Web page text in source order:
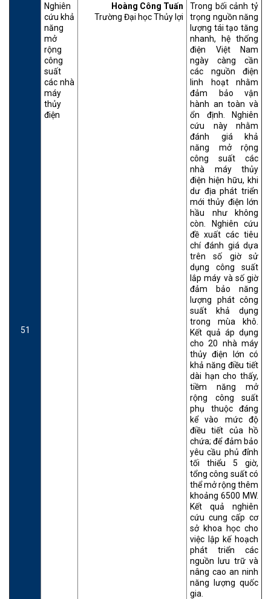
51
Nghiên
cứu khả
năng
mở
rộng
công
suất
các nhà
máy
thủy
điện
Hoàng Công Tuấn
Trường Đại học Thủy lợi
Trong bối cảnh tỷ
trọng nguồn năng
lượng tái tạo tăng
nhanh, hệ thống
điện Việt Nam
ngày càng cần
các nguồn điện
linh hoạt nhằm
đảm bảo vận
hành an toàn và
ổn định. Nghiên
cứu này nhằm
đánh giá khả
năng mở rộng
công suất các
nhà máy thủy
điện hiện hữu, khi
dư địa phát triển
mới thủy điện lớn
hầu như không
còn. Nghiên cứu
đề xuất các tiêu
chí đánh giá dựa
trên số giờ sử
dụng công suất
lắp máy và số giờ
đảm bảo năng
lượng phát công
suất khả dụng
trong mùa khô.
Kết quả áp dụng
cho 20 nhà máy
thủy điện lớn có
khả năng điều tiết
dài hạn cho thấy,
tiềm năng mở
rộng công suất
phụ thuộc đáng
kể vào mức độ
điều tiết của hồ
chứa; để đảm bảo
yêu cầu phủ đỉnh
tối thiểu 5 giờ,
tổng công suất có
thể mở rộng thêm
khoảng 6500 MW.
Kết quả nghiên
cứu cung cấp cơ
sở khoa học cho
việc lập kế hoạch
phát triển các
nguồn lưu trữ và
nâng cao an ninh
năng lượng quốc
gia.